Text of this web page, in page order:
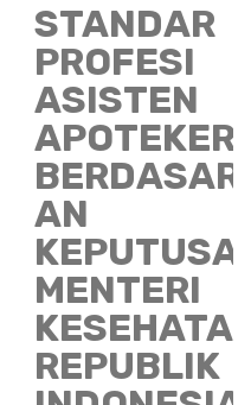
STANDAR
PROFESI
ASISTEN
APOTEKER
AN
MENTERI
REPUBLIK